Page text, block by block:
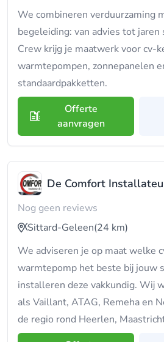
We combineren verduurzaming
begeleiding: van advies tot jaren
Crew krijg je maatwerk voor cv-
warmtepompen, zonnepanelen
standaardpakketten.
Offerte
aanvragen
De Comfort
Nog geen reviews
Sittard-Geleen(24 km)
We adviseren je op maat welke
warmtepomp het beste bij jouw
installeren deze vakkundig. Wij
als Vaillant, ATAG, Remeha en
de regio rond Heerlen,